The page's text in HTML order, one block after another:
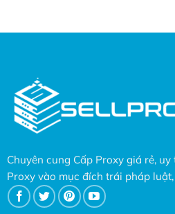
Chuyên cung Cấp Proxy giá rẻ,
Proxy vào mục đích trái pháp